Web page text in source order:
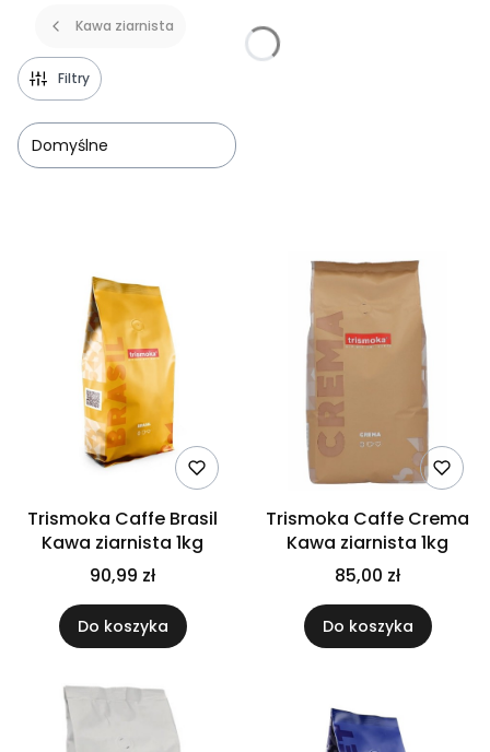
Kawa ziarnista
Filtry
Domyślne
Trismoka Caffe Brasil
Kawa ziarnista 1kg
90,99 zł
Do koszyka
Trismoka Caffe Crema
Kawa ziarnista 1kg
85,00 zł
Do koszyka